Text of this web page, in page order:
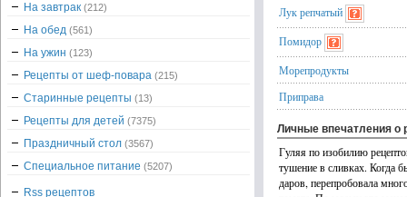
Лук репчатый
Помидор
Морепродукты
Приправа
Личные впечатления о
Гуляя по изобилию
тушение в сливках. Когда
даров, перепробовала
На завтрак (212)
На обед (561)
На ужин (123)
Рецепты от шеф-повара (215)
Старинные рецепты (13)
Рецепты для детей (7375)
Праздничный стол (3567)
Специальное питание (5207)
Rss рецептов